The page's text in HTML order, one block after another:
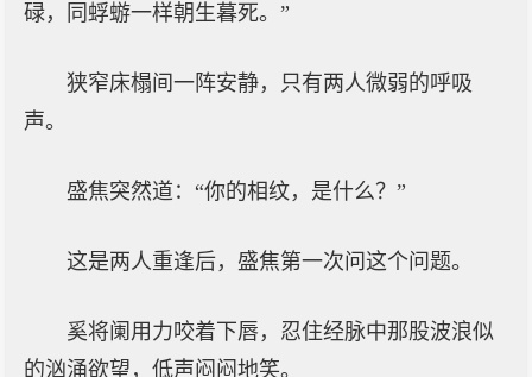
碌，同蜉蝣一样朝生暮死。”
狭窄床榻间一阵安静，只有两人微弱的呼吸
声。
盛焦突然道：“你的相纹，是什么？”
这是两人重逢后，盛焦第一次问这个问题。
奚将阑用力咬着下唇，忍住经脉中那股波浪似
的汹涌欲望，低声闷闷地笑。